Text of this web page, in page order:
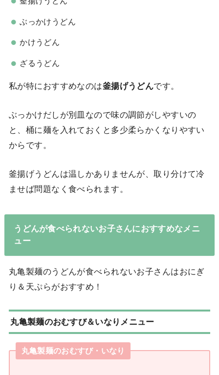
ぶっかけうどん
かけうどん
ざるうどん
私が特におすすめなのは釜揚げうどんです。
ぶっかけだしが別皿なので味の調節がしやすいの
と、桶に麺を入れておくと多少柔らかくなりやすい
からです。
釜揚げうどんは温しかありませんが、取り分けて冷
ませば問題なく食べられます。
うどんが食べられないお子さんにおすすめなメニ
ュー
丸亀製麺のうどんが食べられないお子さんはおにぎ
り＆天ぷらがおすすめ！
丸亀製麺のおむすび＆いなりメニュー
丸亀製麺のおむすび・いなり